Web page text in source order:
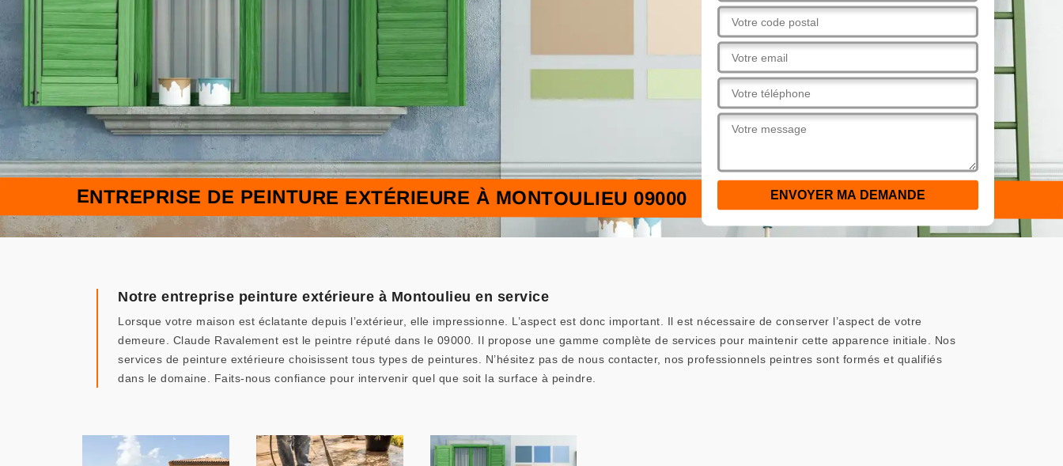
ENTREPRISE DE PEINTURE EXTÉRIEURE À MONTOULIEU 09000
Notre entreprise peinture extérieure à Montoulieu en service
Lorsque votre maison est éclatante depuis l’extérieur, elle impressionne. L’aspect est donc important. Il est nécessaire de conserver l’aspect de votre
demeure. Claude Ravalement est le peintre réputé dans le 09000. Il propose une gamme complète de services pour maintenir cette apparence initiale. Nos
services de peinture extérieure choisissent tous types de peintures. N’hésitez pas de nous contacter, nos professionnels peintres sont formés et qualifiés
dans le domaine. Faits-nous confiance pour intervenir quel que soit la surface à peindre.